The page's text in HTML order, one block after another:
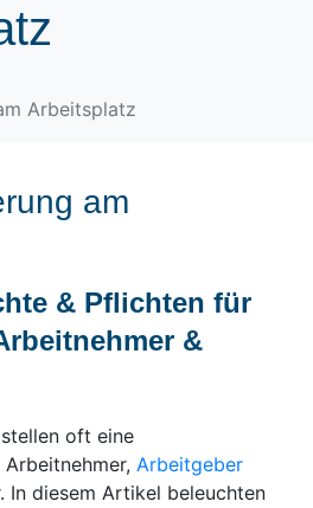
Arbeitsplatz
am
& Pflichten für
&
oft eine
Arbeitgeber
In diesem Artikel beleuchten